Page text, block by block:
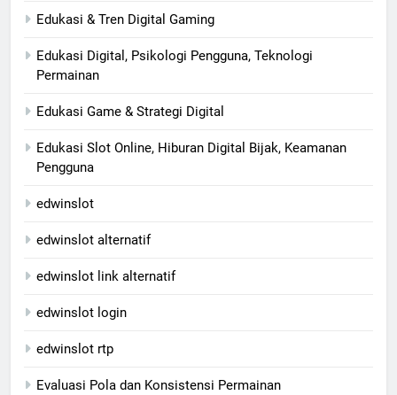
Edukasi & Tren Digital Gaming
Edukasi Digital, Psikologi Pengguna, Teknologi
Permainan
Edukasi Game & Strategi Digital
Edukasi Slot Online, Hiburan Digital Bijak, Keamanan
Pengguna
edwinslot
edwinslot alternatif
edwinslot link alternatif
edwinslot login
edwinslot rtp
Evaluasi Pola dan Konsistensi Permainan